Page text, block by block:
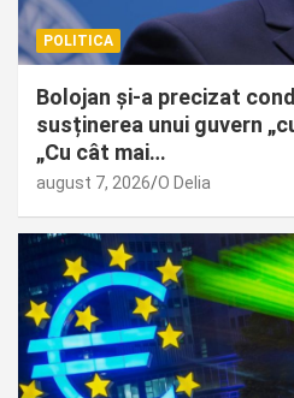
POLITICA
Bolojan și-a precizat
susținerea unui guvern
„Cu cât mai…
august 7, 2026 O Delia